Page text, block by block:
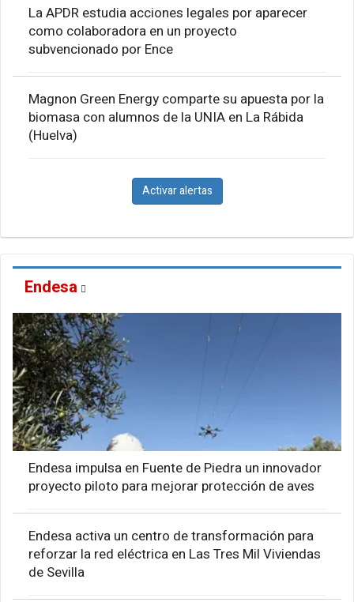
La APDR estudia acciones legales por aparecer
como colaboradora en un proyecto
subvencionado por Ence
Magnon Green Energy comparte su apuesta por la
biomasa con alumnos de la UNIA en La Rábida
(Huelva)
Activar alertas
Endesa
Endesa impulsa en Fuente de Piedra un innovador
proyecto piloto para mejorar protección de aves
Endesa activa un centro de transformación para
reforzar la red eléctrica en Las Tres Mil Viviendas
de Sevilla